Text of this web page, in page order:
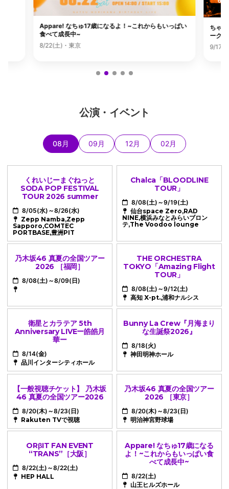
Appare! なちゅ17歳になるよ！~これからもいっぱい
食べて成長中~
8/22(土)・東京
ちゃ
ーク
9/17(
公演・イベント
08月 09月 12月 02月
くれいじーまぐねっと
SODA POP FESTIVAL
TOUR 2026 summer
8/05(水)～8/26(水)
Zepp Namba,Zepp
Sapporo,COMTEC
PORTBASE,豊洲PIT
Chalca「BLOODLINE
TOUR」
8/08(土)～9/19(土)
仙台space Zero,RAD
NINE,横浜みなとみらいブロン
テ,The Voodoo lounge
乃木坂46 真夏の全国ツアー
2026 ［福岡］
8/08(土)～8/09(日)
THE ORCHESTRA
TOKYO「Amazing Flight
TOUR」
8/08(土)～9/12(土)
高知 X-pt.,浦和ナルシス
衛星とカラテア 5th
Anniversary LIVEー皓皓月
華ー
8/14(金)
品川インターシティホール
Bunny La Crew『月海まり
な生誕祭2026』
8/18(火)
神田明神ホール
【一般視聴チケット】 乃木坂
46 真夏の全国ツアー2026
8/20(木)～8/23(日)
Rakuten TVで視聴
乃木坂46 真夏の全国ツアー
2026 ［東京］
8/20(木)～8/23(日)
明治神宮野球場
ORβIT FAN EVENT
“TRANS”［大阪］
8/22(土)～8/22(土)
HEP HALL
Appare! なちゅ17歳になる
よ！~これからもいっぱい食
べて成長中~
8/22(土)
山王ヒルズホール